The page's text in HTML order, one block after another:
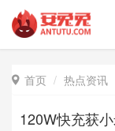
 首页 热点资讯
120W快充获